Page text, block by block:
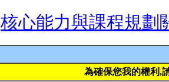
核心能力與課程規劃
為確保您我的權利,